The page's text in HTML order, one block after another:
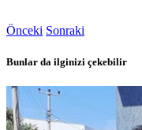
Önceki Sonraki
Bunlar da ilginizi çekebilir